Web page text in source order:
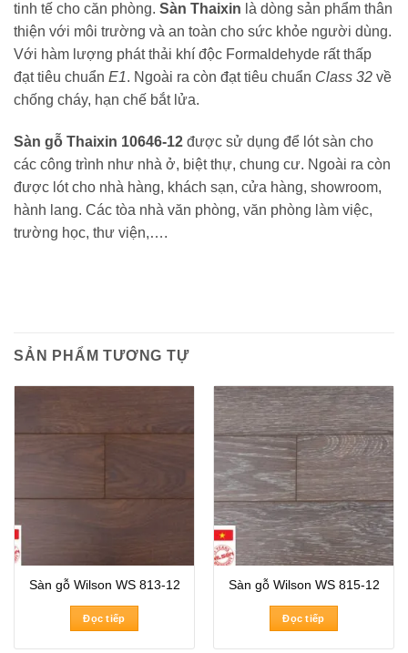
tinh tế cho căn phòng. Sàn Thaixin là dòng sản phẩm thân
thiện với môi trường và an toàn cho sức khỏe người dùng.
Với hàm lượng phát thải khí độc Formaldehyde rất thấp
đạt tiêu chuẩn E1. Ngoài ra còn đạt tiêu chuẩn Class 32 về
chống cháy, hạn chế bắt lửa.
Sàn gỗ Thaixin 10646-12 được sử dụng để lót sàn cho
các công trình như nhà ở, biệt thự, chung cư. Ngoài ra còn
được lót cho nhà hàng, khách sạn, cửa hàng, showroom,
hành lang. Các tòa nhà văn phòng, văn phòng làm việc,
trường học, thư viện,….
SẢN PHẨM TƯƠNG TỰ
Sàn gỗ Wilson WS 813-12
Đọc tiếp
Sàn gỗ Wilson WS 815-12
Đọc tiếp